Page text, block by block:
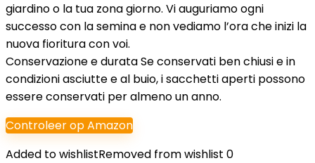
giardino o la tua zona giorno. Vi auguriamo ogni
successo con la semina e non vediamo l’ora che inizi la
nuova fioritura con voi.
Conservazione e durata Se conservati ben chiusi e in
condizioni asciutte e al buio, i sacchetti aperti possono
essere conservati per almeno un anno.
Controleer op Amazon
Added to wishlistRemoved from wishlist 0